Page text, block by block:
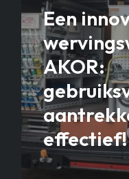
Een
AKOR:
effectief!